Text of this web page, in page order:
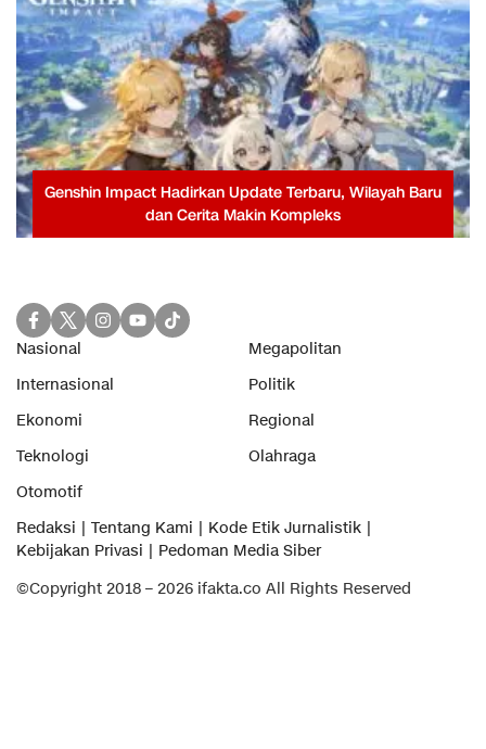
Genshin Impact Hadirkan Update Terbaru, Wilayah Baru
dan Cerita Makin Kompleks
Nasional
Megapolitan
Internasional
Politik
Ekonomi
Regional
Teknologi
Olahraga
Otomotif
Redaksi
Tentang Kami
Kode Etik Jurnalistik
Kebijakan Privasi
Pedoman Media Siber
©Copyright 2018 – 2026 ifakta.co All Rights Reserved